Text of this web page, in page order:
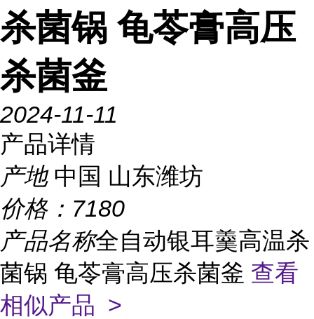
杀菌锅 龟苓膏高压
杀菌釜
2024-11-11
产品详情
产地 中国 山东潍坊
价格： 7180
产品名称全自动银耳羹高温杀
菌锅 龟苓膏高压杀菌釜 查看
相似产品 >